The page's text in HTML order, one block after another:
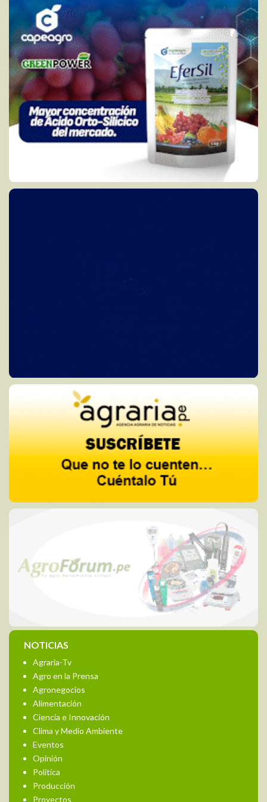
NOTICIAS
Agraria-Tv
Agro en la Prensa
Agronegocios
Alimentación
Ciencia e Innovación
Clima y Medio Ambiente
Eventos
Opinión
Política
Producción
Proyectos